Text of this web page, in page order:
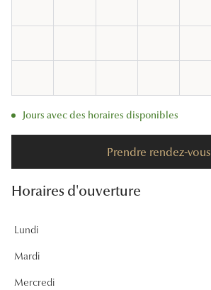
Jours avec des horaires disponibles
Prendre rendez-vous
Horaires d'ouverture
Lundi
Mardi
Mercredi